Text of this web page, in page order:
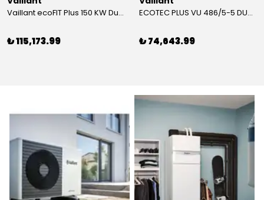
Vaillant ecoFIT Plus 150 KW Duvar Tipi Yoğuşmalı KAZAN
₺ 115,173.99
ECOTEC PLUS VU 486/5-5 DUVAR TİPİ YOĞUŞMALI KAZAN
₺ 74,643.99